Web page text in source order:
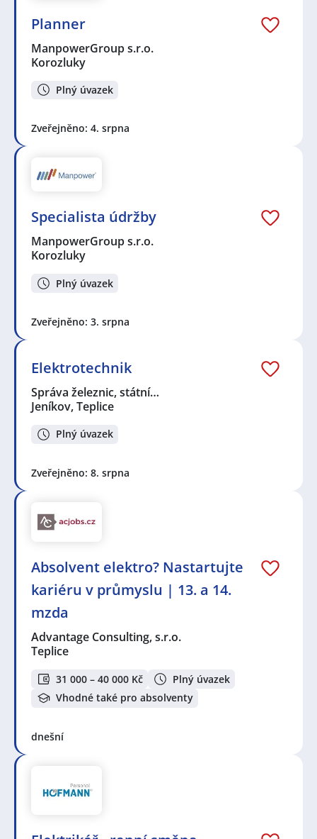
Planner
ManpowerGroup s.r.o.
Korozluky
Plný úvazek
Zveřejněno: 4. srpna
Specialista údržby
ManpowerGroup s.r.o.
Korozluky
Plný úvazek
Zveřejněno: 3. srpna
Elektrotechnik
Správa železnic, státní…
Jeníkov, Teplice
Plný úvazek
Zveřejněno: 8. srpna
Absolvent elektro? Nastartujte
kariéru v průmyslu | 13. a 14.
mzda
Advantage Consulting, s.r.o.
Teplice
31 000 – 40 000 Kč
Plný úvazek
Vhodné také pro absolventy
dnešní